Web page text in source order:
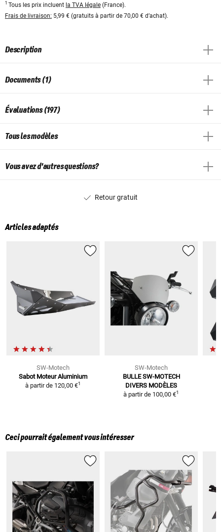
1 Tous les prix incluent la TVA légale (France).
Frais de livraison: 5,99 € (gratuits à partir de 70,00 € d’achat).
Description
Documents (1)
Évaluations (197)
Tous les modèles
Vous avez d'autres questions?
Retour gratuit
Articles adaptés
SW-Motech
Sabot Moteur Aluminium
à partir de 120,00 €1
SW-Motech
BULLE SW-MOTECH
DIVERS MODÈLES
à partir de 100,00 €1
Ceci pourrait également vous intéresser